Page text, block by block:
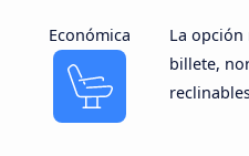
Económica
La
billete,